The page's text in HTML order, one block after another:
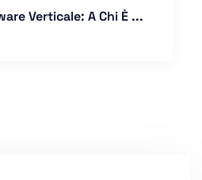
Verticale: A Chi È ...